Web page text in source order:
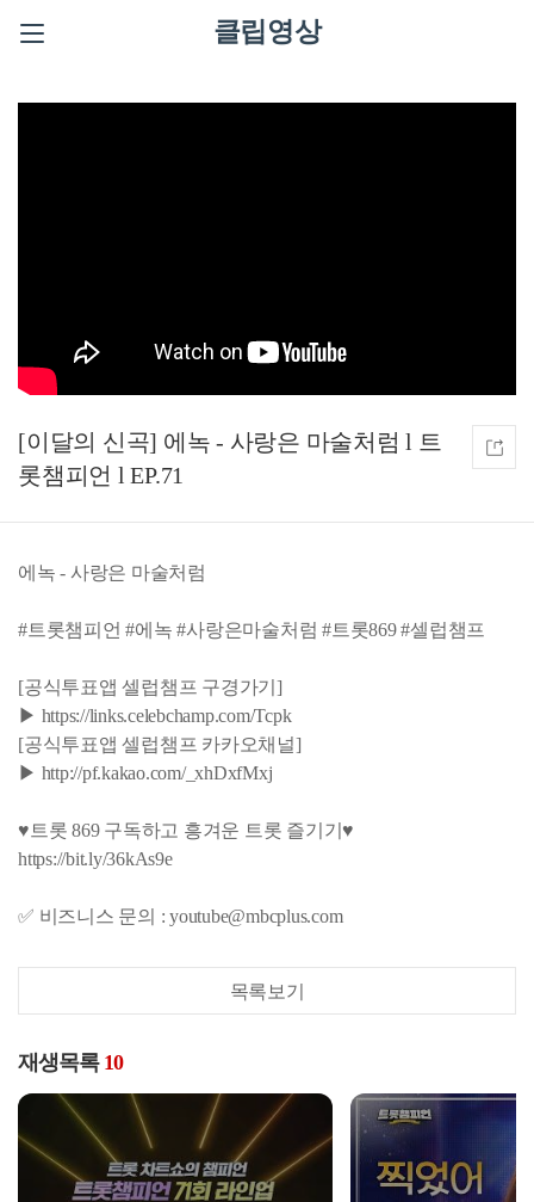
클립영상
[이달의 신곡] 에녹 - 사랑은 마술처럼 l 트
롯챔피언 l EP.71
에녹 - 사랑은 마술처럼
#트롯챔피언 #에녹 #사랑은마술처럼 #트롯869 #셀럽챔프
[공식투표앱 셀럽챔프 구경가기]
▶ https://links.celebchamp.com/Tcpk
[공식투표앱 셀럽챔프 카카오채널]
▶ http://pf.kakao.com/_xhDxfMxj
♥트롯 869 구독하고 흥겨운 트롯 즐기기♥
https://bit.ly/36kAs9e
✅ 비즈니스 문의 : youtube@mbcplus.com
목록보기
재생목록 10